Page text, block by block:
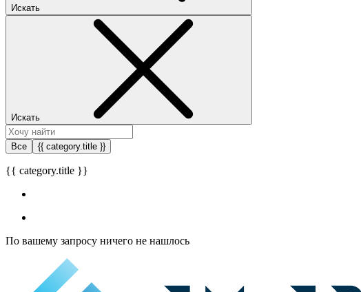
Искать
Искать
Все {{ category.title }}
{{ category.title }}
По вашему запросу ничего не нашлось